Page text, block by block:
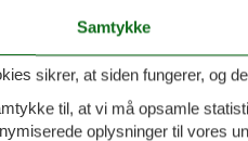
Kogeplade
4
Samtykke
sikrer, at siden fungerer, og
til, at vi må opsamle
oplysninger til vores